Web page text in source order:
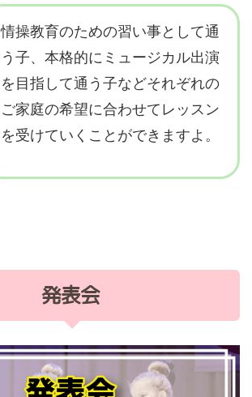
情操教育のための習い事として通
う子、本格的にミュージカル出演
を目指して通う子などそれぞれの
ご家庭の希望に合わせてレッスン
を受けていくことができますよ。
発表会